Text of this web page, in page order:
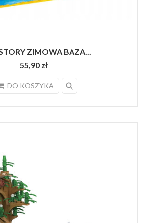
ZIMOWA BAZA...
55,90 zł
DO KOSZYKA search